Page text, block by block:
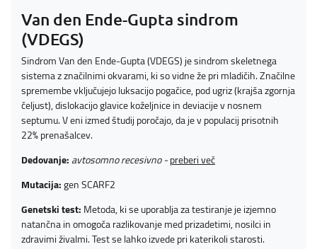
Van den Ende-Gupta sindrom
(VDEGS)
Sindrom Van den Ende-Gupta (VDEGS) je sindrom skeletnega
sistema z značilnimi okvarami, ki so vidne že pri mladičih. Značilne
spremembe vključujejo luksacijo pogačice, pod ugriz (krajša zgornja
čeljust), dislokacijo glavice koželjnice in deviacije v nosnem
septumu. V eni izmed študij poročajo, da je v populacij prisotnih
22% prenašalcev.
Dedovanje:avtosomno recesivno -preberi več
Mutacija:gen SCARF2
Genetski test:Metoda, ki se uporablja za testiranje je izjemno
natančna in omogoča razlikovanje med prizadetimi, nosilci in
zdravimi živalmi. Test se lahko izvede pri katerikoli starosti.